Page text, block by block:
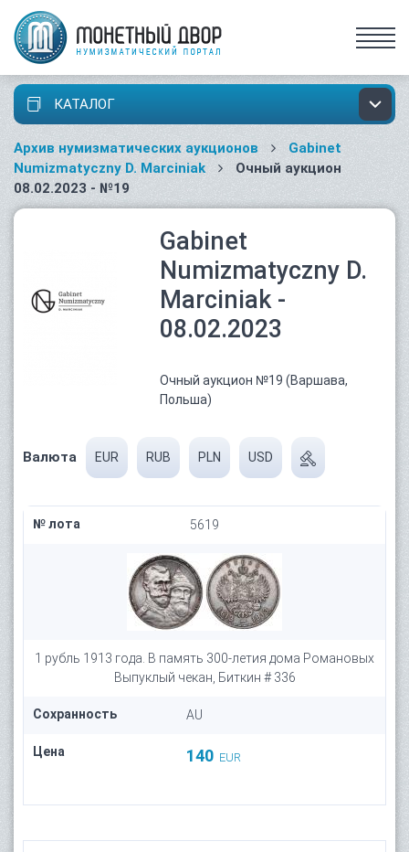
КАТАЛОГ
Архив нумизматических аукционов
Gabinet
Numizmatyczny D. Marciniak
Очный аукцион
08.02.2023 - №19
Gabinet
Numizmatyczny D.
Marciniak -
08.02.2023
Очный аукцион №19 (Варшава,
Польша)
Валюта EUR RUB PLN USD
№ лота 5619
1 рубль 1913 года. В память 300-летия дома Романовых
Выпуклый чекан, Биткин # 336
Сохранность AU
Цена 140 EUR